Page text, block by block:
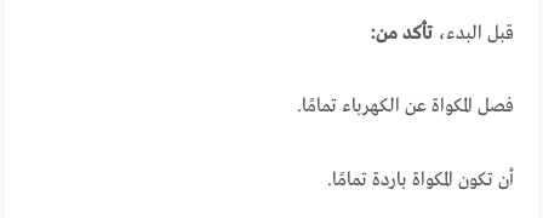
قبل البدء،تأكد من:
فصل المكواة عن الكهرباء تمامًا.
أن تكون المكواة باردة تمامًا.